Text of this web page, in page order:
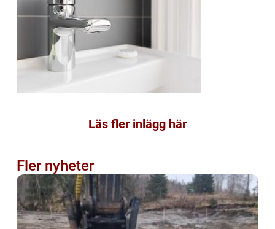
Läs fler inlägg här
Fler nyheter